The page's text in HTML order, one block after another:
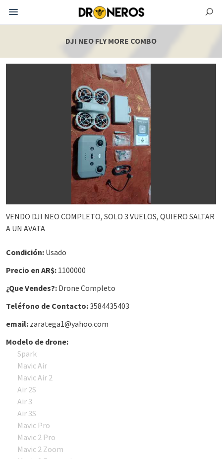
DJI NEO FLY MORE COMBO
VENDO DJI NEO COMPLETO, SOLO 3 VUELOS, QUIERO SALTAR
A UN AVATA
Condición: Usado
Precio en AR$: 1100000
¿Que Vendes?: Drone Completo
Teléfono de Contacto:3584435403
email: zaratega1@yahoo.com
Modelo de drone:
Spark
Mavic Air
Mavic Air 2
Air 2S
Air 3
Air 3S
Mavic Pro
Mavic 2 Pro
Mavic 2 Zoom